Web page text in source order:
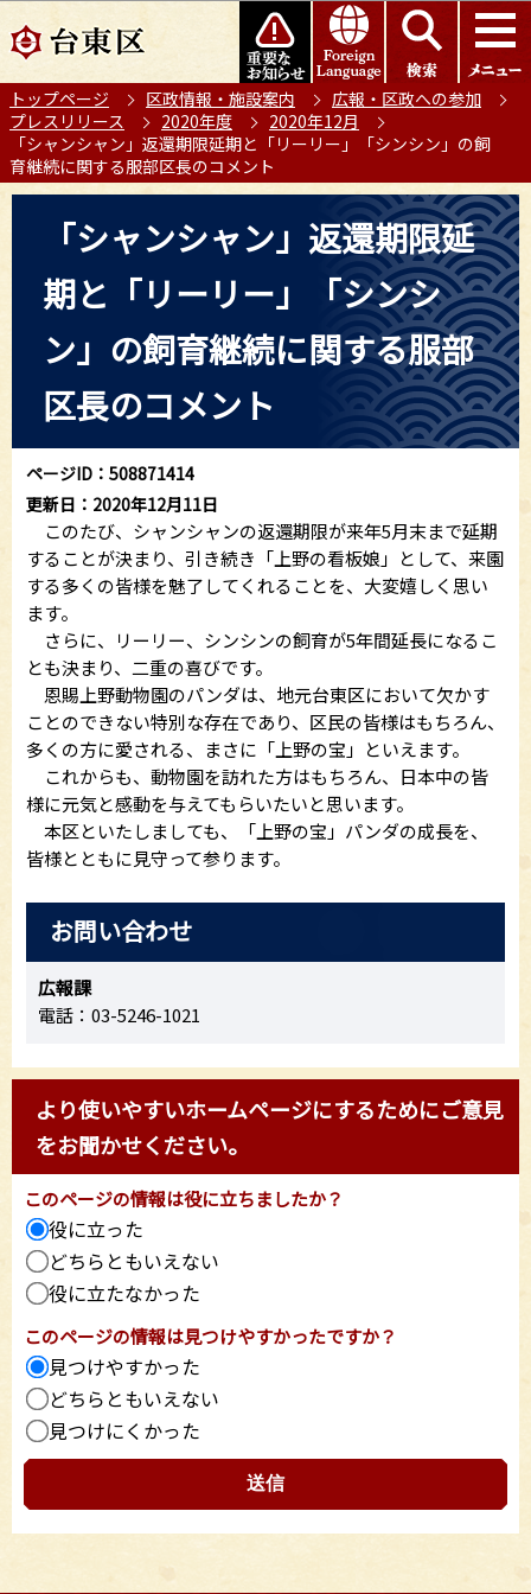
の
ー
ジ
の
先
このページの本文へ移動
トップページ 区政情報・施設案内
広報・区政への参加
プレスリリース
2020年度
2020年12月
「シャンシャン」返還期限延期と「リーリー」「シンシン」の飼
育継続に関する服部区長のコメント
「シャンシャン」返還期限延
期と「リーリー」「シンシ
ン」の飼育継続に関する服部
区長のコメント
ページID：508871414
更新日：2020年12月11日
このたび、シャンシャンの返還期限が来年5月末まで延期
することが決まり、引き続き「上野の看板娘」として、来園
する多くの皆様を魅了してくれることを、大変嬉しく思い
ます。
さらに、リーリー、シンシンの飼育が5年間延長になるこ
とも決まり、二重の喜びです。
恩賜上野動物園のパンダは、地元台東区において欠かす
ことのできない特別な存在であり、区民の皆様はもちろん、
多くの方に愛される、まさに「上野の宝」といえます。
これからも、動物園を訪れた方はもちろん、日本中の皆
様に元気と感動を与えてもらいたいと思います。
本区といたしましても、「上野の宝」パンダの成長を、
皆様とともに見守って参ります。
お問い合わせ
広報課
電話：03-5246-1021
より使いやすいホームページにするためにご意見
をお聞かせください。
このページの情報は役に立ちましたか？
役に立った
どちらともいえない
役に立たなかった
このページの情報は見つけやすかったですか？
見つけやすかった
どちらともいえない
見つけにくかった